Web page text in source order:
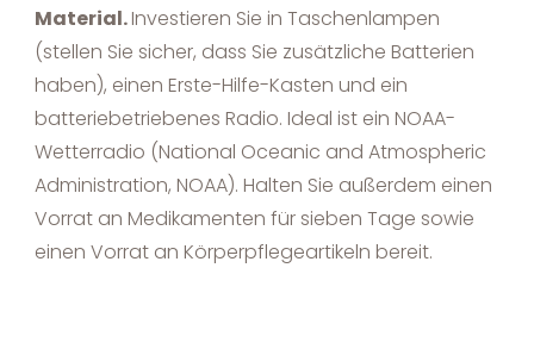
Material.Investieren Sie in Taschenlampen
(stellen Sie sicher, dass Sie zusätzliche Batterien
haben), einen Erste-Hilfe-Kasten und ein
batteriebetriebenes Radio. Ideal ist ein NOAA-
Wetterradio (National Oceanic and Atmospheric
Administration, NOAA). Halten Sie außerdem einen
Vorrat an Medikamenten für sieben Tage sowie
einen Vorrat an Körperpflegeartikeln bereit.